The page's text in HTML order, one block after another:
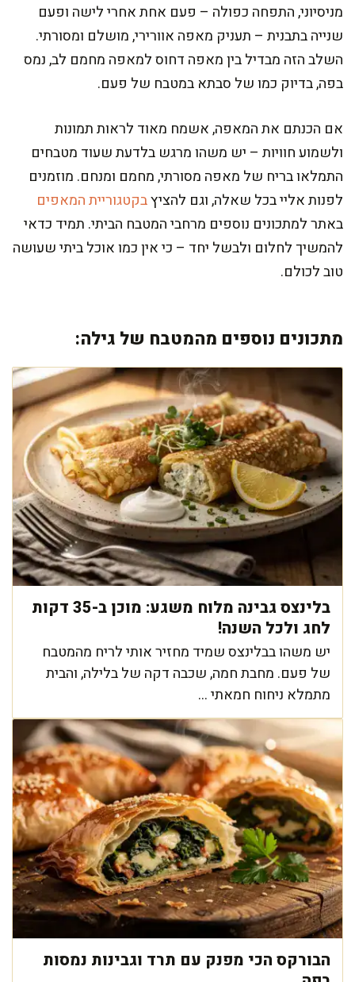
מניסיוני, התפחה כפולה – פעם אחת אחרי לישה ופעם
שנייה בתבנית – תעניק מאפה אוורירי, מושלם ומסורתי.
השלב הזה מבדיל בין מאפה דחוס למאפה מחמם לב, נמס
בפה, בדיוק כמו של סבתא במטבח של פעם.
אם הכנתם את המאפה, אשמח מאוד לראות תמונות
ולשמוע חוויות – יש משהו מרגש בלדעת שעוד מטבחים
התמלאו בריח של מאפה מסורתי, מחמם ומנחם. מוזמנים
לפנות אליי בכל שאלה, וגם להציץבקטגוריית המאפים
באתר למתכונים נוספים מרחבי המטבח הביתי. תמיד כדאי
להמשיך לחלום ולבשל יחד – כי אין כמו אוכל ביתי שעושה
טוב לכולם.
מתכונים נוספים מהמטבח של גילה:
בלינצס גבינה מלוח משגע: מוכן ב-35 דקות
לחג ולכל השנה!
יש משהו בבלינצס שמיד מחזיר אותי לריח מהמטבח
של פעם. מחבת חמה, שכבה דקה של בלילה, והבית
מתמלא ניחוח חמאתי ...
הבורקס הכי מפנק עם תרד וגבינות נמסות